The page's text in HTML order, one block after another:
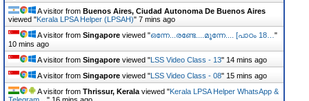
A visitor from Buenos Aires, Ciudad Autonoma De Buenos Aires
viewed "Kerala LPSA Helper (LPSAH)" 7 mins ago
A visitor from Singapore viewed "ഒന്നേ...രണ്ടേ....മൂന്നേ.... [പാഠം 18… "
10 mins ago
A visitor from Singapore viewed "LSS Video Class - 13" 14 mins ago
A visitor from Singapore viewed "LSS Video Class - 08" 15 mins ago
A visitor from Thrissur, Kerala viewed "Kerala LPSA Helper WhatsApp &